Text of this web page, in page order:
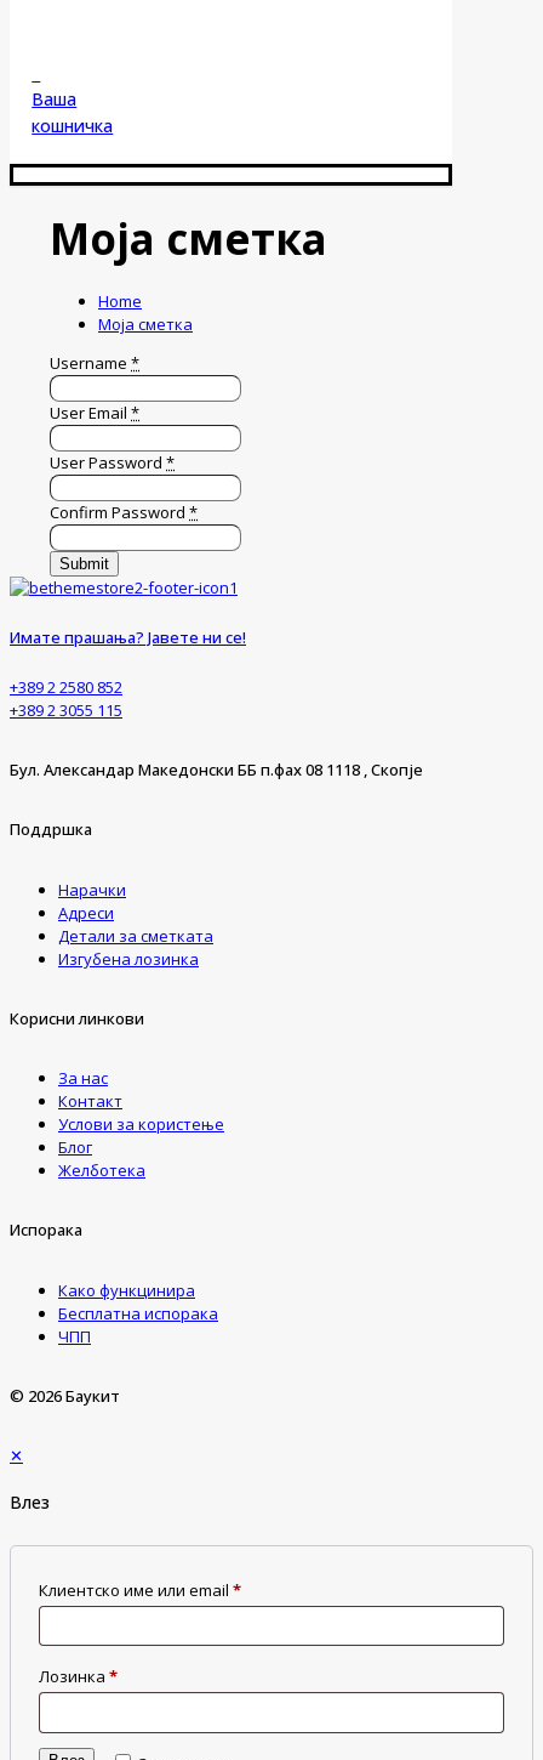
Ваша
кошничка
Моја сметка
Home
Моја сметка
Username *
User Email *
User Password *
Confirm Password *
Submit
Имате прашања? Јавете ни се!
+389 2 2580 852
+389 2 3055 115
Бул. Александар Македонски ББ п.фах 08 1118 , Скопје
Поддршка
Нарачки
Адреси
Детали за сметката
Изгубена лозинка
Корисни линкови
За нас
Контакт
Услови за користење
Блог
Желботека
Испорака
Како функцинира
Бесплатна испорака
ЧПП
© 2026 Баукит
✕
Влез
Клиентско име или email *
Лозинка *